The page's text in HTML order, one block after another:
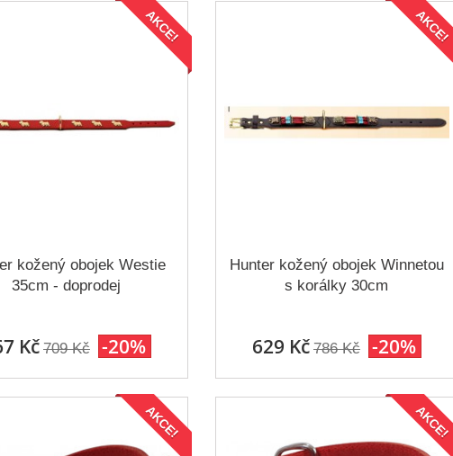
AKCE!
kožený obojek Westie
35cm - doprodej
Kč 709 Kč -20%
AKCE!
Hunter kožený obojek Winnetou
s korálky 30cm
629 Kč 786 Kč -20%
AKCE! AKCE!